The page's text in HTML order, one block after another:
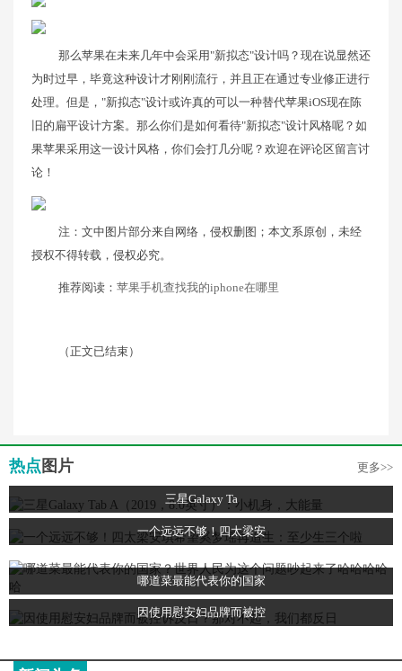
那么苹果在未来几年中会采用"新拟态"设计吗？现在说显然还
为时过早，毕竟这种设计才刚刚流行，并且正在通过专业修正进行
处理。但是，"新拟态"设计或许真的可以一种替代苹果iOS现在陈
旧的扁平设计方案。那么你们是如何看待"新拟态"设计风格呢？如
果苹果采用这一设计风格，你们会打几分呢？欢迎在评论区留言讨
论！
注：文中图片部分来自网络，侵权删图；本文系原创，未经
授权不得转载，侵权必究。
推荐阅读： 苹果手机查找我的iphone在哪里
（正文已结束）
热点 图片 更多>>
三星Galaxy Ta
一个远远不够！四太梁安
哪道菜最能代表你的国家
因使用慰安妇品牌而被控